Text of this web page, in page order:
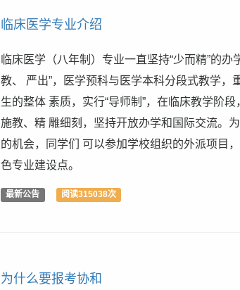
临床医学专业介绍
临床医学（八年制）专业一直坚持“少而精”的
教、 严出”，医学预科与医学本科分段式教学
生的整体 素质，实行“导师制”，在临床教学阶
施教、精 雕细刻，坚持开放办学和国际交流。
的机会，同学们 可以参加学校组织的外派项目
色专业建设点。
最新公告 阅读315038次
为什么要报考协和